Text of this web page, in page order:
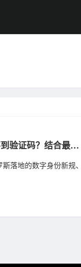
在俄华人Apple、Google账号登录失效、收不到验证码？结合最新行业资讯完整解决指南
斯落地的数字身份新规